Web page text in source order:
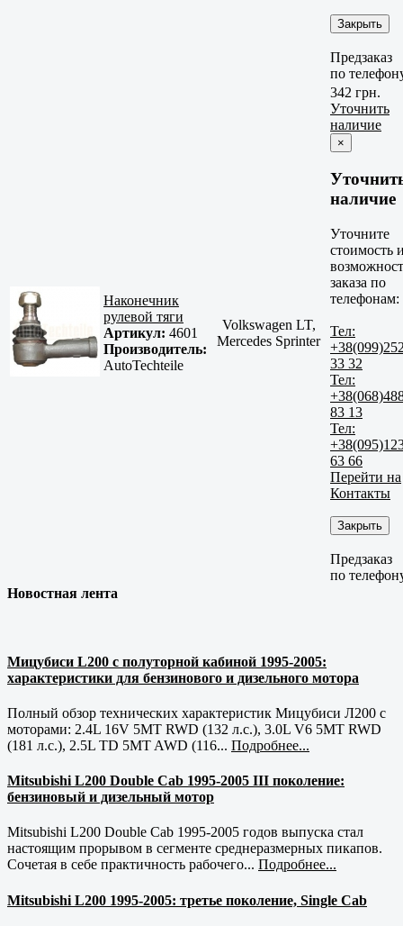
Закрыть
Предзаказ
по
Наконечник
рулевой тяги
Артикул: 4601
Производитель:
AutoTechteile
Volkswagen LT,
Mercedes Sprinter
342 грн.
Уточнить
наличие
×
наличие
Уточните
стоимость
заказа по
телефонам:
Тел:
33 32
Тел:
83 13
Тел:
63 66
Перейти на
Контакты
Закрыть
Предзаказ
по
Новостная лента
Мицубиси L200 с полуторной кабиной 1995-2005:
характеристики для бензинового и дизельного мотора
Полный обзор технических характеристик Мицубиси Л200 с
моторами: 2.4L 16V 5MT RWD (132 л.с.), 3.0L V6 5MT RWD
(181 л.с.), 2.5L TD 5MT AWD (116... Подробнее...
Mitsubishi L200 Double Cab 1995-2005 III поколение:
бензиновый и дизельный мотор
Mitsubishi L200 Double Cab 1995-2005 годов выпуска стал
настоящим прорывом в сегменте среднеразмерных пикапов.
Сочетая в себе практичность рабочего... Подробнее...
Mitsubishi L200 1995-2005: третье поколение, Single Cab